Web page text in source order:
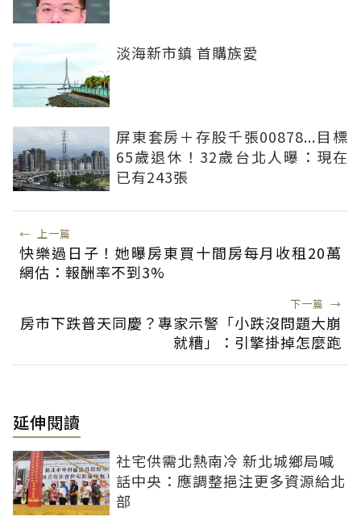
淡海新市鎮 首購族愛
屏東套房＋存股千張00878...目標
65歲退休！32歲台北人曝：現在
已有243張
← 上一篇
快樂過日子！她曝房東買十間房每月收租20萬
網估：報酬率不到3%
下一篇 →
房市下跌普天同慶？專家示警「小跌沒問題大崩
就糟」：引擎掛掉怎麼跑
延伸閱讀
社宅供需北熱南冷 新北城鄉局喊
話中央：應調整挹注更多資源給北
部